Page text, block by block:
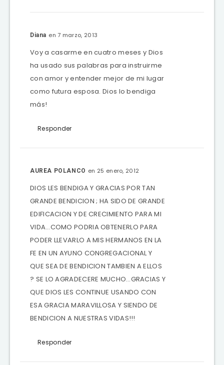
Diana en 7 marzo, 2013
Voy a casarme en cuatro meses y Dios
ha usado sus palabras para instruirme
con amor y entender mejor de mi lugar
como futura esposa. Dios lo bendiga
más!
Responder
AUREA POLANCO en 25 enero, 2012
DIOS LES BENDIGA Y GRACIAS POR TAN
GRANDE BENDICION ; HA SIDO DE GRANDE
EDIFICACION Y DE CRECIMIENTO PARA MI
VIDA…COMO PODRIA OBTENERLO PARA
PODER LLEVARLO A MIS HERMANOS EN LA
FE EN UN AYUNO CONGREGACIONAL Y
QUE SEA DE BENDICION TAMBIEN A ELLOS
? SE LO AGRADECERE MUCHO…GRACIAS Y
QUE DIOS LES CONTINUE USANDO CON
ESA GRACIA MARAVILLOSA Y SIENDO DE
BENDICION A NUESTRAS VIDAS!!!
Responder